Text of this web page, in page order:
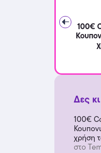
100€
Δες
100€
χρήση
στο